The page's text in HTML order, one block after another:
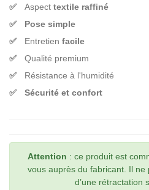
Aspect textile raffiné
Pose simple
Entretien facile
Qualité premium
Résistance à l'humidité
Sécurité et confort
Attention : ce produit est
vous auprès du fabricant. Il ne
d’une rétractation